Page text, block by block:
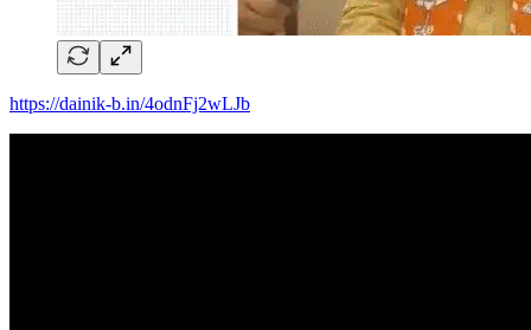
https://dainik-b.in/4odnFj2wLJb